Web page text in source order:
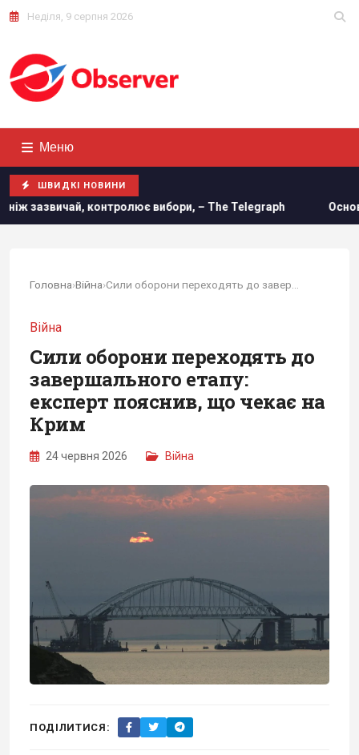
Неділя, 9 серпня 2026
Меню
ШВИДКІ НОВИНИ
вибори, – The Telegraph Основний напрямок – Одещина:
Головна›Війна›
Війна
Сили оборони переходять до
завершального етапу:
експерт пояснив, що чекає на
Крим
24 червня 2026 Війна
ПОДІЛИТИСЯ: